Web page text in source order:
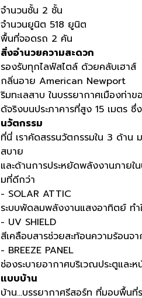
จำนวนชั้น 2 ชั้น
จำนวนยูนิต 518 ยูนิต
พื้นที่จอดรถ 2 คัน
สิ่งอำนวยความสะดวก
รองรับทุกไลฟ์สไตล์ ด้วยคลับเฮาส์
กลิ่นอาย American Newport
ริมทะเลสาบ ในบรรยากาศเมืองท่
ด้จริงบนประภาคารที่สูง 15 เมตร
นวัตกรรม
ที่นี่ เราคัดสรรนวัตกรรมใน 3 ด้าน
สบาย
และด้านการประหยัดพลังงานภาย
มที่ดีกว่า
- SOLAR ATTIC
ระบบพัดลมพลังงานแสงอาทิตย์ ทำ
- UV SHIELD
สีเคลือบสารช่วยสะท้อนความร้อนจ
- BREEZE PANEL
ช่องระบายอากาศบริเวณประตูและ
แบบบ้าน
บ้าน...บรรยากาศรีสอร์ท ที่มอบพื้นที่